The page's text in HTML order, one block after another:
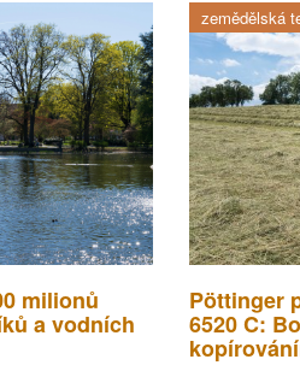
milionů
a vodních
zemědělská
Pöttinger
6520 C: